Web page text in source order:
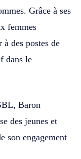
Grâce à ses
femmes
à des postes de
dans le
Baron
des jeunes et
son engagement